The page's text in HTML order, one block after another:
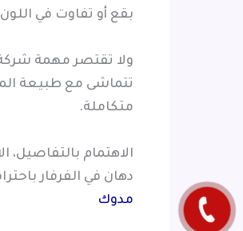
بقع أو تفاوت في
ولا تقتصر مهمة شركة
تتماشى مع طبيعة
متكاملة.
الاهتمام
دهان في الفرفار
مدوك